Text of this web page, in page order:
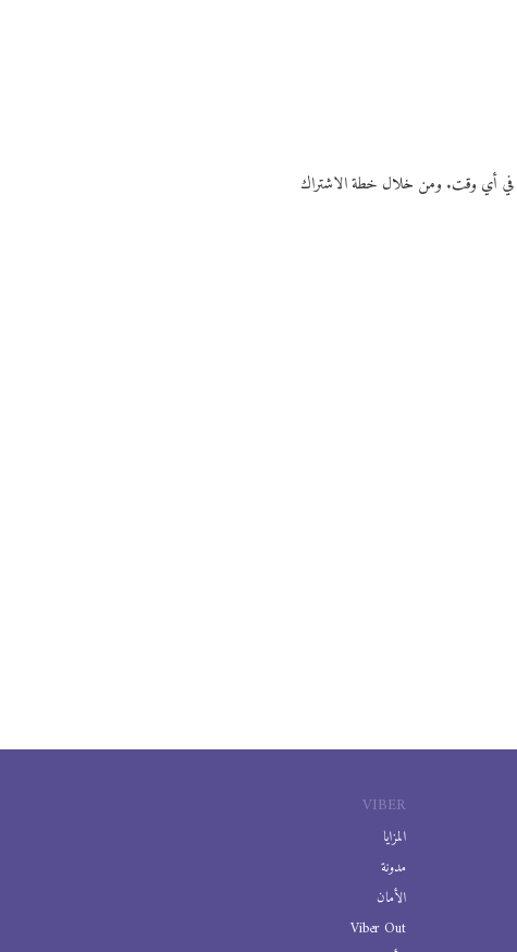
في أي وقت. ومن خلال خطة الاشتراك
VIBER
المزايا
مدونة
الأمان
Viber Out